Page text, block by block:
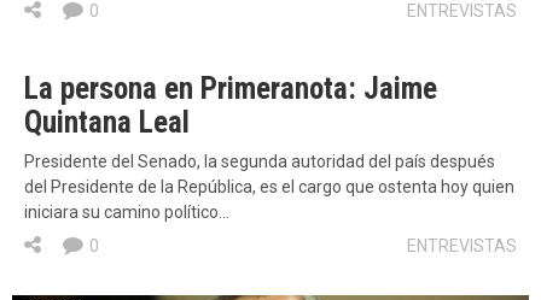
ENTREVISTAS
0
La persona en Primeranota: Jaime
Quintana Leal
Presidente del Senado, la segunda autoridad del país después
del Presidente de la República, es el cargo que ostenta hoy quien
iniciara su camino político…
ENTREVISTAS
0